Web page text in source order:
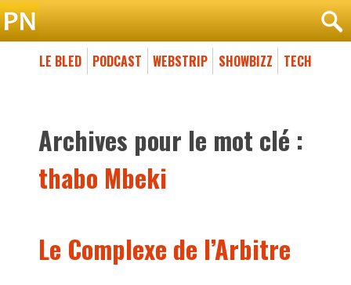
LE BLED PODCAST WEBSTRIP SHOWBIZZ TECH
Archives pour le mot clé :
thabo Mbeki
Le Complexe de l’Arbitre